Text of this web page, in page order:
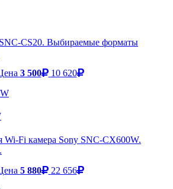
CS20. Выбираемые форматы
3 500 10 620
Wi-Fi камера Sony SNC-CX600W.
5 880 22 656